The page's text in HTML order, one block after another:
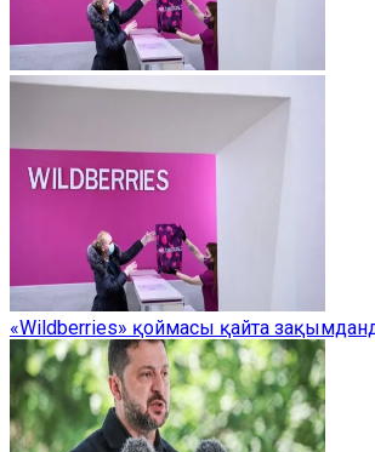
«Wildberries» қоймасы қайта